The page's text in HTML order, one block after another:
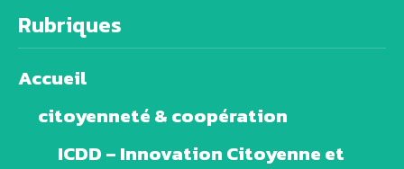
Rubriques
Accueil
citoyenneté & coopération
ICDD – Innovation Citoyenne et